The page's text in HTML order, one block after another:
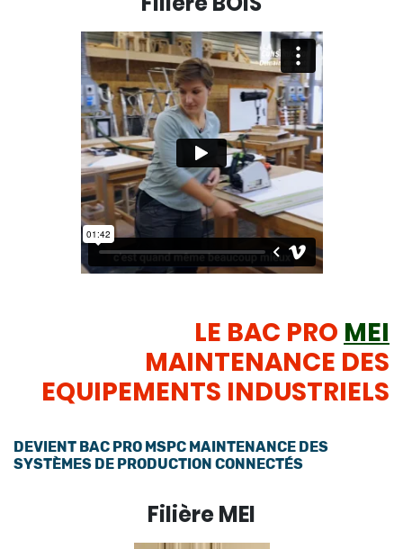
LE BAC PRO MEI
MAINTENANCE DES
EQUIPEMENTS INDUSTRIELS
DEVIENT BAC PRO MSPC MAINTENANCE DES
SYSTÈMES DE PRODUCTION CONNECTÉS
Filière MEI